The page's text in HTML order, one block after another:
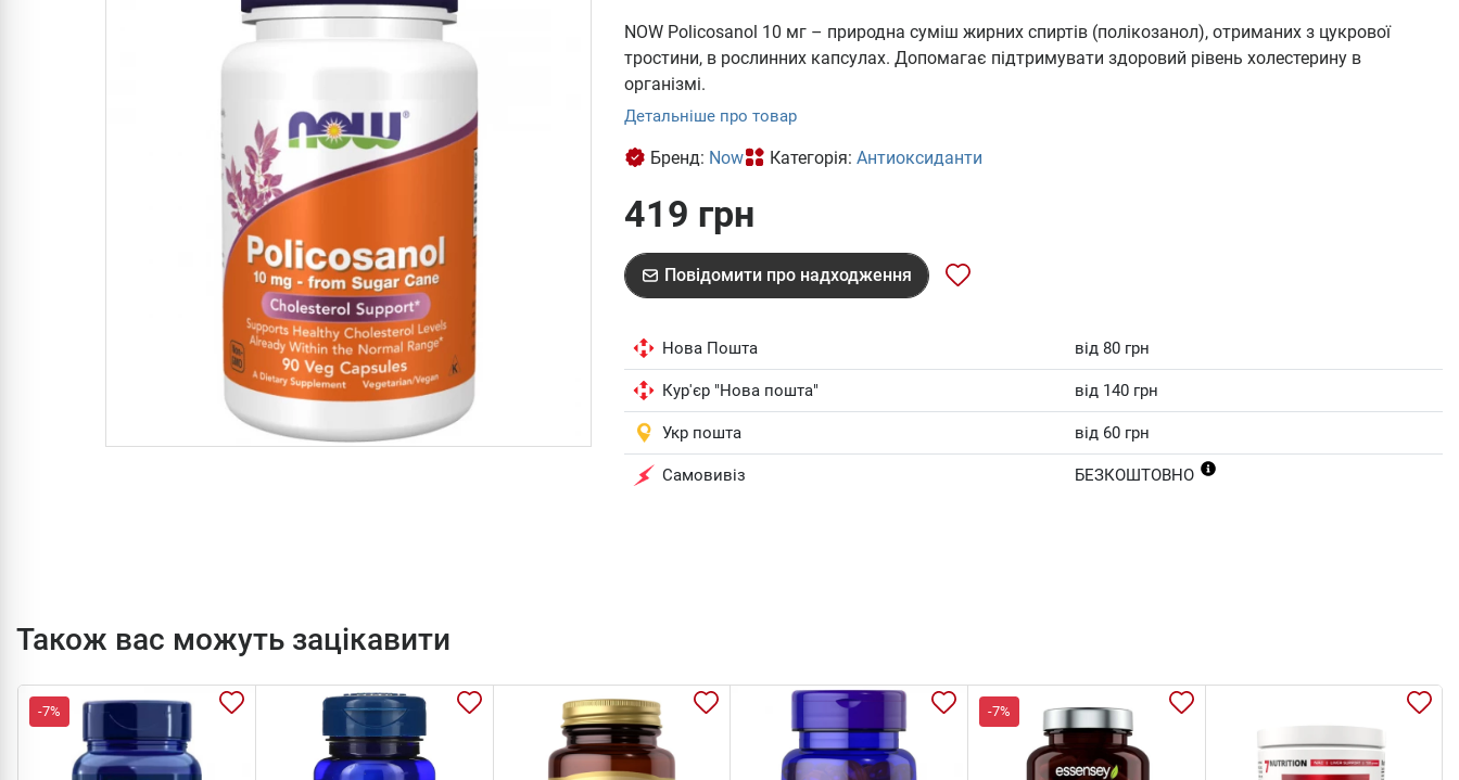
NOW Policosanol 10 мг – природна суміш жирних спиртів (полікозанол), отриманих з цукрової
тростини, в рослинних капсулах. Допомагає підтримувати здоровий рівень холестерину в
організмі.
Детальніше про товар
Бренд: Now Категорія: Антиоксиданти
419 грн
Повідомити про надходження
Нова Пошта від 80 грн
Кур'єр "Нова пошта" від 140 грн
Укр пошта від 60 грн
Самовивіз БЕЗКОШТОВНО
Також вас можуть зацікавити
-7% -7%